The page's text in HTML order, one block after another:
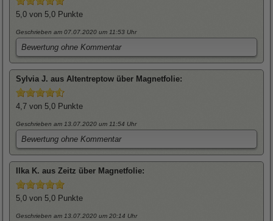
5,0 von 5,0 Punkte
Geschrieben am 07.07.2020 um 11:53 Uhr
Bewertung ohne Kommentar
SylviaJ. aus Altentreptow über Magnetfolie:
4,7 von 5,0 Punkte
Geschrieben am 13.07.2020 um 11:54 Uhr
Bewertung ohne Kommentar
IlkaK. aus Zeitz über Magnetfolie:
5,0 von 5,0 Punkte
Geschrieben am 13.07.2020 um 20:14 Uhr